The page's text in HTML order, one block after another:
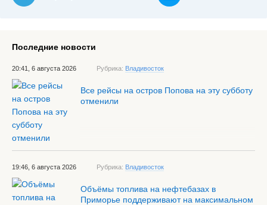
Последние новости
20:41, 6 августа 2026 Рубрика: Владивосток
Все рейсы на остров Попова на эту субботу
отменили
19:46, 6 августа 2026 Рубрика: Владивосток
Объёмы топлива на нефтебазах в
Приморье поддерживают на максимальном